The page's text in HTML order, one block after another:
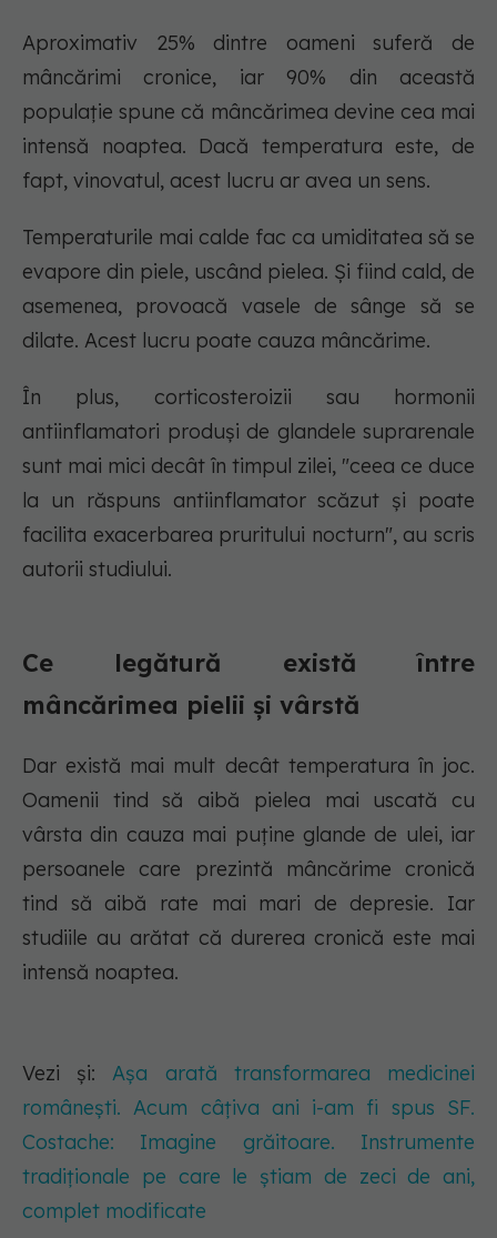
Aproximativ 25% dintre oameni suferă de
mâncărimi cronice, iar 90% din această
populație spune că mâncărimea devine cea mai
intensă noaptea. Dacă temperatura este, de
fapt, vinovatul, acest lucru ar avea un sens.
Temperaturile mai calde fac ca umiditatea să se
evapore din piele, uscând pielea. Și fiind cald, de
asemenea, provoacă vasele de sânge să se
dilate. Acest lucru poate cauza mâncărime.
În plus, corticosteroizii sau hormonii
antiinflamatori produși de glandele suprarenale
sunt mai mici decât în timpul zilei, "ceea ce duce
la un răspuns antiinflamator scăzut și poate
facilita exacerbarea pruritului nocturn", au scris
autorii studiului.
Ce legătură există între
mâncărimea pielii și vârstă
Dar există mai mult decât temperatura în joc.
Oamenii tind să aibă pielea mai uscată cu
vârsta din cauza mai puține glande de ulei, iar
persoanele care prezintă mâncărime cronică
tind să aibă rate mai mari de depresie. Iar
studiile au arătat că durerea cronică este mai
intensă noaptea.
Vezi și:Așa arată transformarea medicinei
românești. Acum câțiva ani i-am fi spus SF.
Costache: Imagine grăitoare. Instrumente
tradiționale pe care le știam de zeci de ani,
complet modificate